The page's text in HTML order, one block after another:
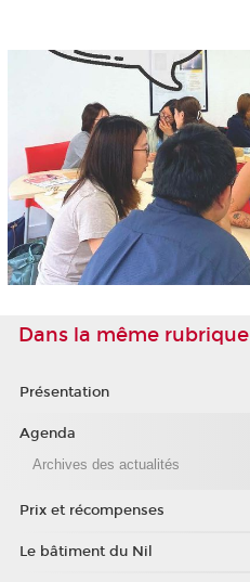
Dans la même rubrique
Présentation
Agenda
Archives des actualités
Prix et récompenses
Le bâtiment du Nil